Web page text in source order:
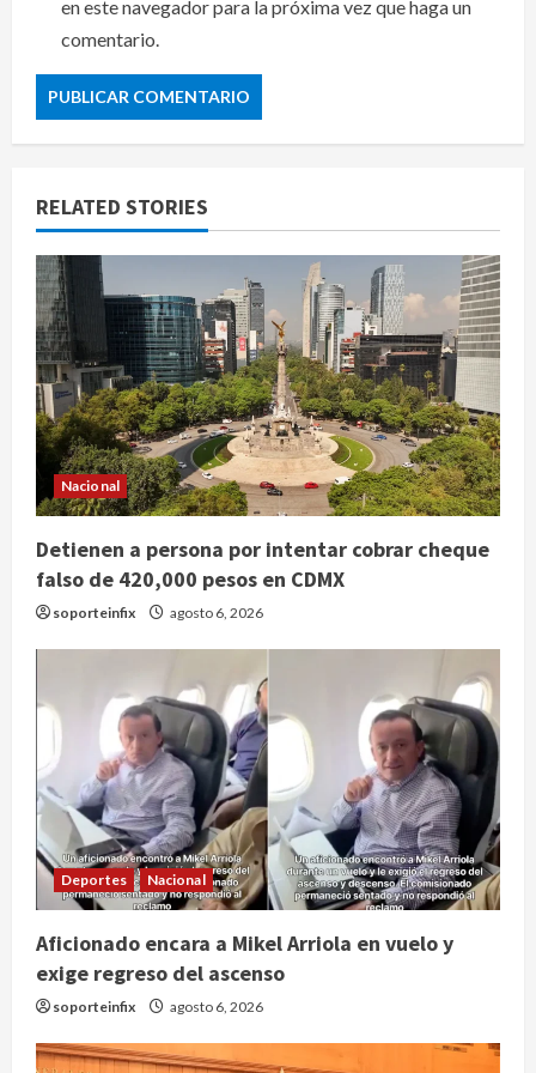
en este navegador para la próxima vez que haga un
comentario.
RELATED STORIES
Nacional
Detienen a persona por intentar cobrar cheque
falso de 420,000 pesos en CDMX
soporteinfix agosto 6, 2026
Deportes Nacional
Aficionado encara a Mikel Arriola en vuelo y
exige regreso del ascenso
soporteinfix agosto 6, 2026
2
vida social a la de los hijos
agosto 6, 2026
Bacterias en el semen también